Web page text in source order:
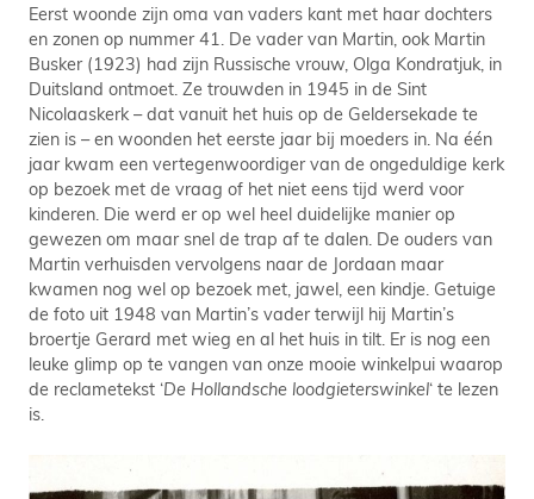
Eerst woonde zijn oma van vaders kant met haar dochters
en zonen op nummer 41. De vader van Martin, ook Martin
Busker (1923) had zijn Russische vrouw, Olga Kondratjuk, in
Duitsland ontmoet. Ze trouwden in 1945 in de Sint
Nicolaaskerk – dat vanuit het huis op de Geldersekade te
zien is – en woonden het eerste jaar bij moeders in. Na één
jaar kwam een vertegenwoordiger van de ongeduldige kerk
op bezoek met de vraag of het niet eens tijd werd voor
kinderen. Die werd er op wel heel duidelijke manier op
gewezen om maar snel de trap af te dalen. De ouders van
Martin verhuisden vervolgens naar de Jordaan maar
kwamen nog wel op bezoek met, jawel, een kindje. Getuige
de foto uit 1948 van Martin’s vader terwijl hij Martin’s
broertje Gerard met wieg en al het huis in tilt. Er is nog een
leuke glimp op te vangen van onze mooie winkelpui waarop
de reclametekst ‘De Hollandsche loodgieterswinkel‘ te lezen
is.